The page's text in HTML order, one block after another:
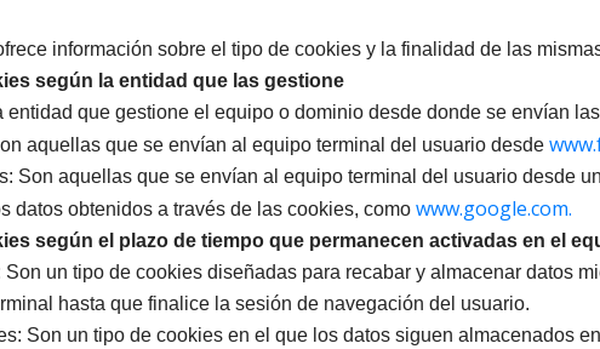
información sobre el tipo de cookies y la finalidad de las
según la entidad que las gestione
entidad que gestione el equipo o dominio desde donde se envían
aquellas que se envían al equipo terminal del usuario desde
Son aquellas que se envían al equipo terminal del usuario desde
datos obtenidos a través de las cookies, como www.google.com.
según el plazo de tiempo que permanecen activadas en el
un tipo de cookies diseñadas para recabar y almacenar datos
hasta que finalice la sesión de navegación del usuario.
Son un tipo de cookies en el que los datos siguen almacenados